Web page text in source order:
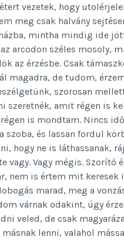
vezetek, hogy
meg csak halvány
mintha mindig ide
arcodon széles mosoly,
az érzésbe. Csak
magadra, de tudom,
szorosan
szeretnék, amit régen is
is mondtam. Nincs
szoba, és lassan fordul
hogy ne is láthassanak,
vagy. Vagy mégis. Szorító
nem is értem mit keresek
marad, meg a
várnak odakint, úgy
veled, de csak
lenni, valahol